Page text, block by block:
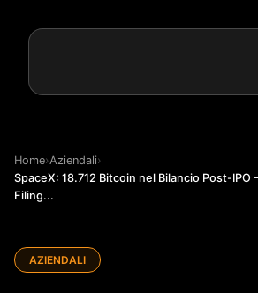
Home›Aziendali›
SpaceX: 18.712 Bitcoin nel Bilancio Post-
Filing...
AZIENDALI